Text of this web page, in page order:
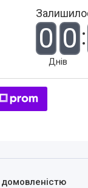
0 0
Днів
домовленістю